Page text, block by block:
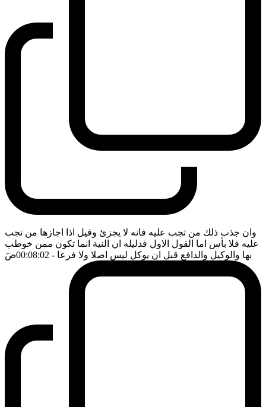
وان جذب ذلك من تجب عليه فانه لا يجزئ وقيل اذا اجازها من تجب
عليه فلا بأس اما القول الاول فدليله ان النية انما تكون ممن خوطب
بها والوكيل والدافع قبل ان يوكل ليس اصلا ولا فرعا - 00:08:02 ضَ